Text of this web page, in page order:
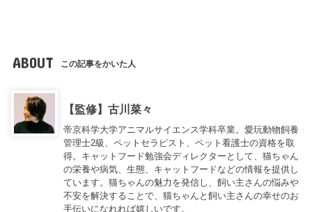
ABOUT この記事をかいた人
【監修】古川菜々
帝京科学大学アニマルサイエンス学科卒業。愛玩動物飼養
管理士2級、ペットセラピスト、ペット看護士の資格を取
得。キャットフード勉強会ディレクターとして、猫ちゃん
の栄養や病気、生態、キャットフードなどの情報を提供し
ています。猫ちゃんの魅力を発信し、飼い主さんの悩みや
不安を解決することで、猫ちゃんと飼い主さんの幸せのお
手伝いになれれば嬉しいです。